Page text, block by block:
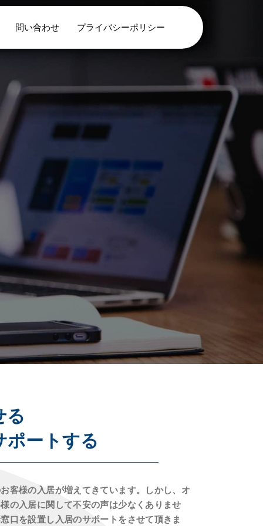
問い合わせ プライバシーポリシー
る
ポートする
客様の入居が増えてきています。しかし、オ
の入居に関して不安の声は少なくありませ
口を設置し入居のサポートをさせて頂きま